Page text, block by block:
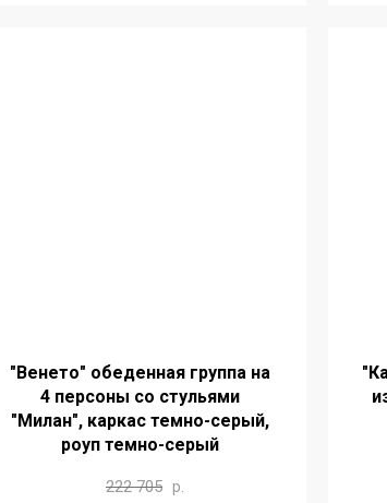
"Венето" обеденная группа на
4 персоны со стульями
"Милан", каркас темно-серый,
роуп темно-серый
222 705 р.